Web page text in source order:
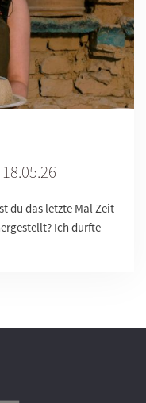
du das letzte Mal Zeit
Ich durfte